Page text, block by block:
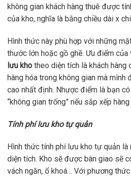
không gian khách hàng thuê được
của kho, nghĩa là bằng chiều dài x
Hình thức này phù hợp với những
thước lớn hoặc gồ ghề. Ưu điểm
lưu kho theo diện tích là khách hàng
hàng hóa trong không gian mà mình
cao nhất định. Nhược điểm là bạn
“không gian trống” nếu sắp xếp
Tính phí lưu kho tự quản
Hình thức tính phí lưu kho tự quản là
diện tích. Kho sẽ được bàn giao sẽ
vách ngăn, ổ khoá… Với phương